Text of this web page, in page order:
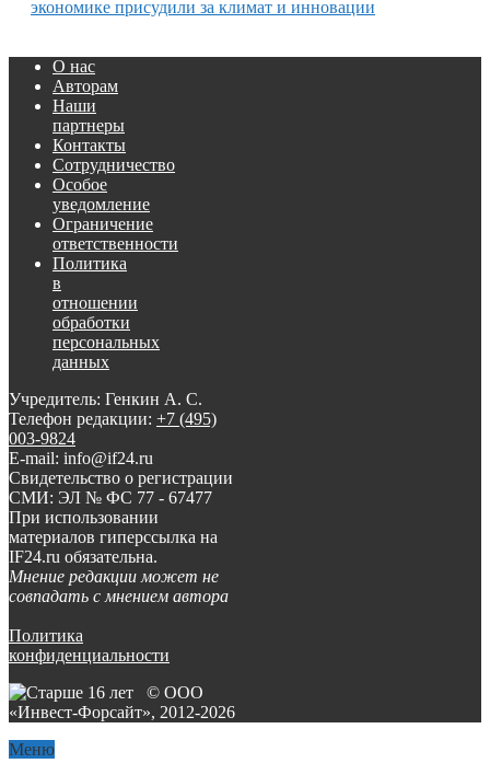
экономике присудили за климат и инновации
О нас
Авторам
Наши
партнеры
Контакты
Сотрудничество
Особое
уведомление
Ограничение
ответственности
Политика
в
отношении
обработки
персональных
данных
Учредитель: Генкин А. С.
Телефон редакции: +7 (495)
003-9824
E-mail: info@if24.ru
Свидетельство о регистрации
СМИ: ЭЛ № ФС 77 - 67477
При использовании
материалов гиперссылка на
IF24.ru обязательна.
Мнение редакции может не
совпадать с мнением автора
Политика
конфиденциальности
© ООО
«Инвест-Форсайт», 2012-2026
Меню